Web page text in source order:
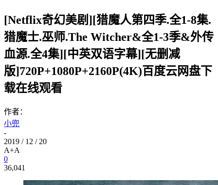
[Netflix奇幻美剧][猎魔人第四季.全1-8集.
猎魔士.巫师.The Witcher&全1-3季&外传
血源.全4集][中英双语字幕][无删减
版]720P+1080P+2160P(4K)百度云网盘下
载在线观看
作者：
小兜
-
2019 / 12 / 20
A+A
0
36,041